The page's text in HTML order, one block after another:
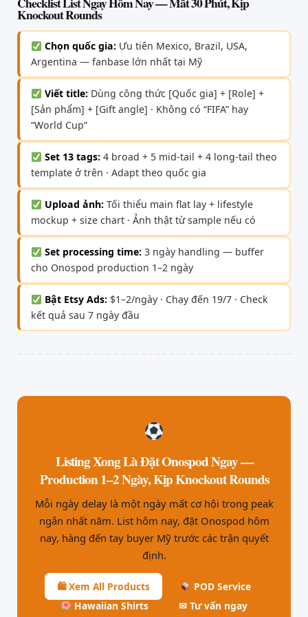
Knockout Rounds
Chọn quốc gia: Ưu tiên Mexico, Brazil, USA,
Argentina — fanbase lớn nhất tại Mỹ
Viết title: Dùng công thức [Quốc gia] + [Role] +
[Sản phẩm] + [Gift angle] · Không có “FIFA” hay
“World Cup”
Set 13 tags: 4 broad + 5 mid-tail + 4 long-tail theo
template ở trên · Adapt theo quốc gia
Upload ảnh: Tối thiểu main flat lay + lifestyle
mockup + size chart · Ảnh thật từ sample nếu có
Set processing time: 3 ngày handling — buffer
cho Onospod production 1–2 ngày
Bật Etsy Ads: $1–2/ngày · Chạy đến 19/7 · Check
kết quả sau 7 ngày đầu
Listing Xong Là Đặt Onospod Ngay —
Production 1–2 Ngày, Kịp Knockout Rounds
Mỗi ngày delay là một ngày mất cơ hội trong peak
ngắn nhất năm. List hôm nay, đặt Onospod hôm
nay, hàng đến tay buyer Mỹ trước các trận quyết
định.
🛍 Xem All Products
POD Service
Hawaiian Shirts
✉ Tư vấn ngay